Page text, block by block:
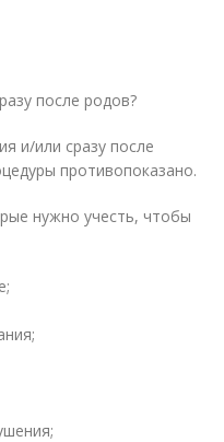
после родов?
и/или сразу после
противопоказано.
нужно учесть, чтобы